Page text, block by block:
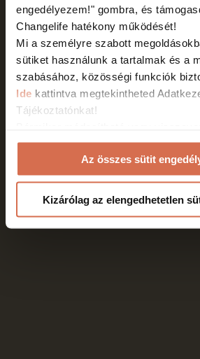
engedélyezem!" gombra, és
Changelife hatékony működését!
Mi a személyre szabott
sütiket használunk a tartalmak és a
szabásához, közösségi funkciók
Ide kattintva megtekintheted
Tájékoztatónkat!
weboldalunkon a Cookie
hozzájárulásodat a weboldalunk
"Cookie Nyilatkozat" linkre kattintva.
Az összes sütit
Kizárólag az elengedhetetlen
ÁSZF Adatkezelési tájékoztató Cookie
HTML SnippetsPowered By :